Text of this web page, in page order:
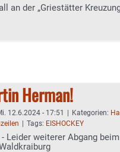
an der „Griestätter
Herman!
12.6.2024 - 17:51 Kategorien:
Tags: EISHOCKEY
Leider weiterer Abgang